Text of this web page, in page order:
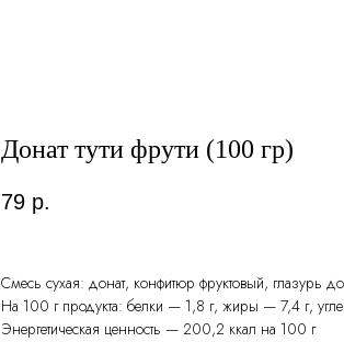
Донат тути фрути (100 гр)
79 р.
Смесь сухая: донат, конфитюр фруктовый, глазурь
На 100 г продукта: белки — 1,8 г, жиры — 7,4 г,
Энергетическая ценность — 200,2 ккал на 100 г